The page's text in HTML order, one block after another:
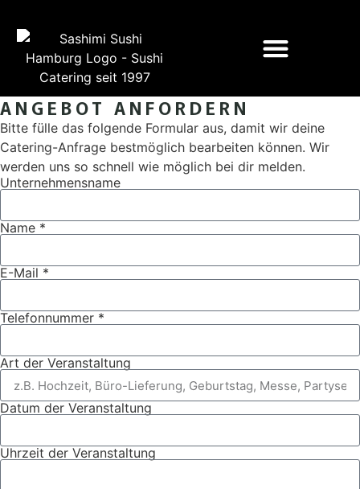
ANGEBOT ANFORDERN
Bitte fülle das folgende Formular aus, damit wir deine
Catering-Anfrage bestmöglich bearbeiten können. Wir
werden uns so schnell wie möglich bei dir melden.
Unternehmensname
Name *
E-Mail *
Telefonnummer *
Art der Veranstaltung
Datum der Veranstaltung
Uhrzeit der Veranstaltung